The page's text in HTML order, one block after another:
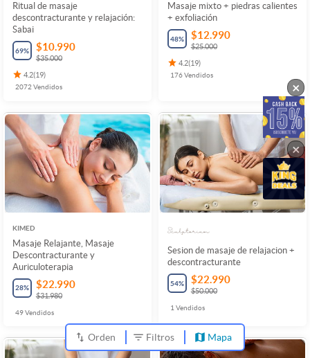
Ritual de masaje
descontracturante y relajación:
Sabai
69% $10.990
$35.000
4.2(19)
2072 Vendidos
Masaje mixto + piedras calientes
+ exfoliación
48% $12.990
$25.000
4.2(19)
176Vendidos
KIMED
Masaje Relajante, Masaje
Descontracturante y
Auriculoterapia
28% $22.990
$31.980
49Vendidos
Sesion de masaje de relajacion +
descontracturante
54% $22.990
$50.000
1 Vendidos
Orden Filtros Mapa
×
×